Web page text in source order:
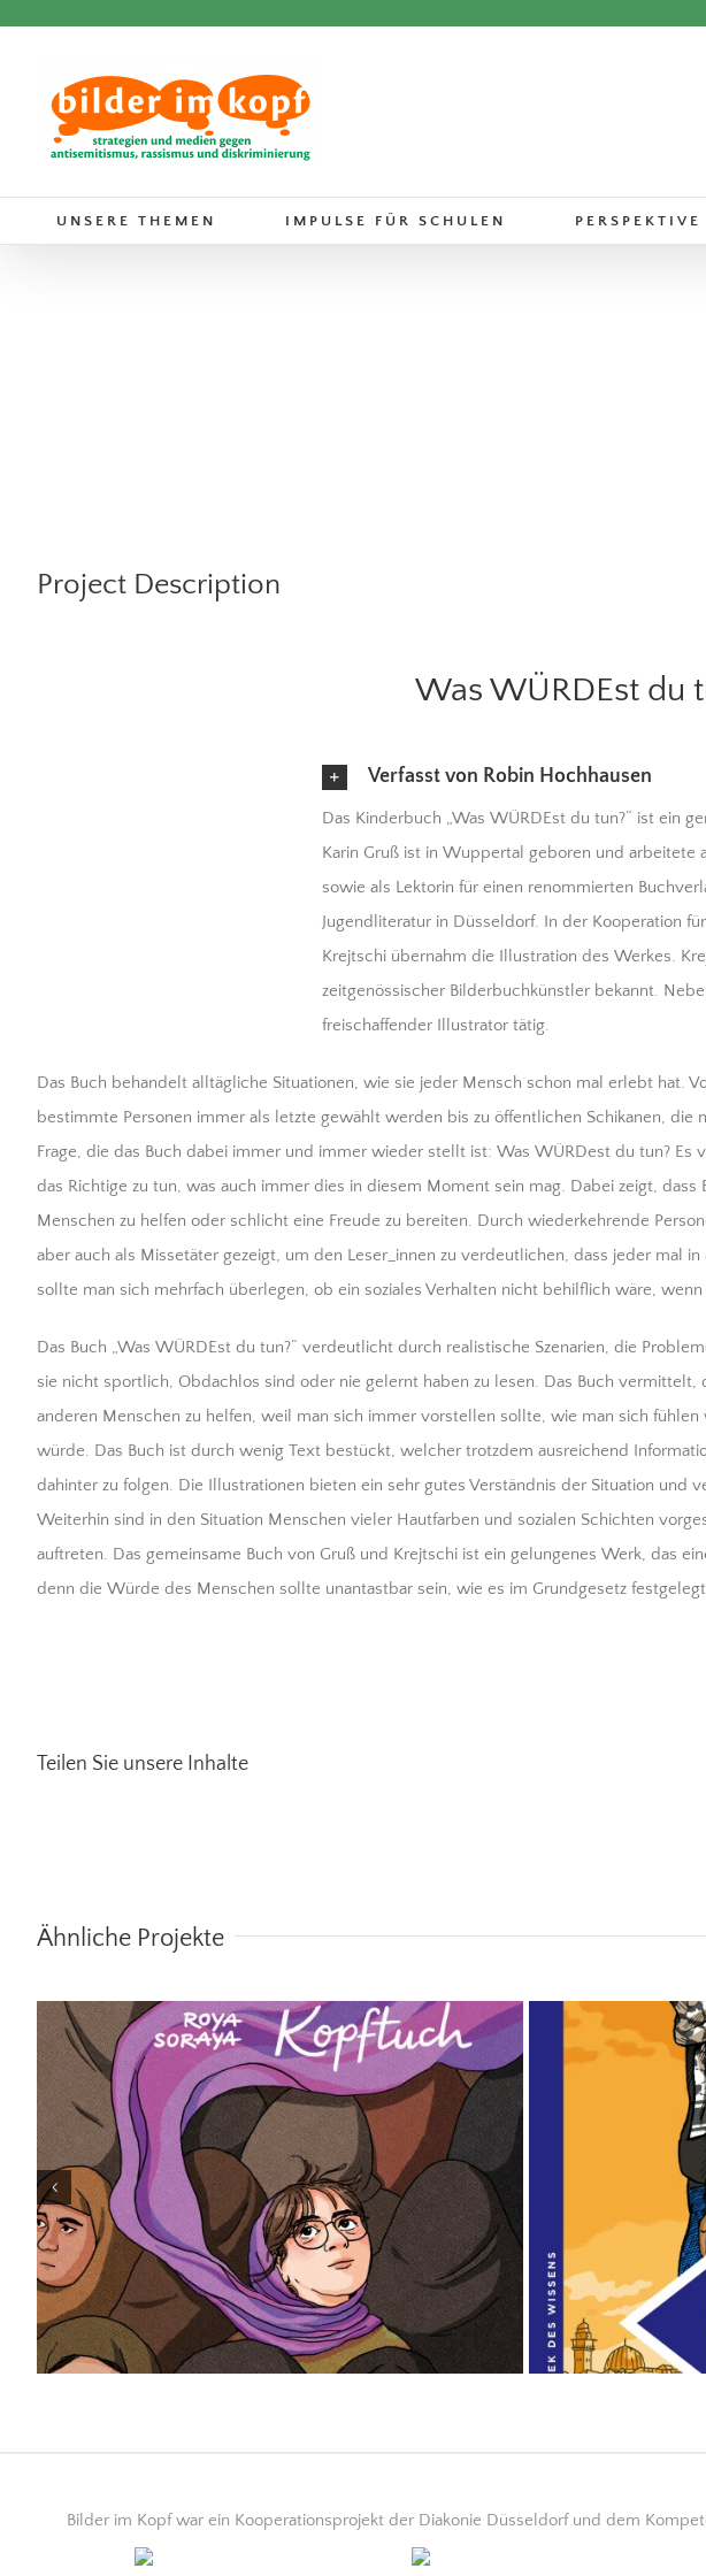
UNSERE THEMEN IMPULSE FÜR SCHULEN PERSPEKTIVE
Project Description
Was WÜRDEst du
Verfasst von Robin Hochhausen
Das Kinderbuch „Was WÜRDEst du tun?“ ist ein
Karin Gruß ist in Wuppertal geboren und arbeitete
sowie als Lektorin für einen renommierten
Jugendliteratur in Düsseldorf. In der Kooperation
Krejtschi übernahm die Illustration des Werkes.
zeitgenössischer Bilderbuchkünstler bekannt.
freischaffender Illustrator tätig.
Das Buch behandelt alltägliche Situationen, wie sie jeder Mensch schon mal erlebt hat.
bestimmte Personen immer als letzte gewählt werden bis zu öffentlichen Schikanen,
Frage, die das Buch dabei immer und immer wieder stellt ist: Was WÜRDest du tun? Es
das Richtige zu tun, was auch immer dies in diesem Moment sein mag. Dabei zeigt, dass
Menschen zu helfen oder schlicht eine Freude zu bereiten. Durch wiederkehrende
aber auch als Missetäter gezeigt, um den Leser_innen zu verdeutlichen, dass jeder mal
sollte man sich mehrfach überlegen, ob ein soziales Verhalten nicht behilflich wäre,
Das Buch „Was WÜRDEst du tun?“ verdeutlicht durch realistische Szenarien, die
sie nicht sportlich, Obdachlos sind oder nie gelernt haben zu lesen. Das Buch
anderen Menschen zu helfen, weil man sich immer vorstellen sollte, wie man sich
würde. Das Buch ist durch wenig Text bestückt, welcher trotzdem ausreichend
dahinter zu folgen. Die Illustrationen bieten ein sehr gutes Verständnis der Situation und
Weiterhin sind in den Situation Menschen vieler Hautfarben und sozialen Schichten
auftreten. Das gemeinsame Buch von Gruß und Krejtschi ist ein gelungenes Werk, das
denn die Würde des Menschen sollte unantastbar sein, wie es im Grundgesetz
Teilen Sie unsere Inhalte
Ähnliche Projekte
Bilder im Kopf war ein Kooperationsprojekt der Diakonie Düsseldorf und dem